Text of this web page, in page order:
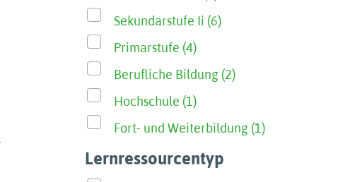
Sekundarstufe Ii (6)
Primarstufe (4)
Berufliche Bildung (2)
Hochschule (1)
Fort- und Weiterbildung (1)
Lernressourcentyp